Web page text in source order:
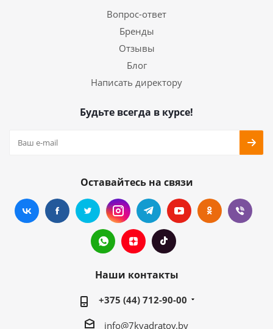
Вопрос-ответ
Бренды
Отзывы
Блог
Написать директору
Будьте всегда в курсе!
Оставайтесь на связи
Наши контакты
+375 (44) 712-90-00
info@7kvadratov.by